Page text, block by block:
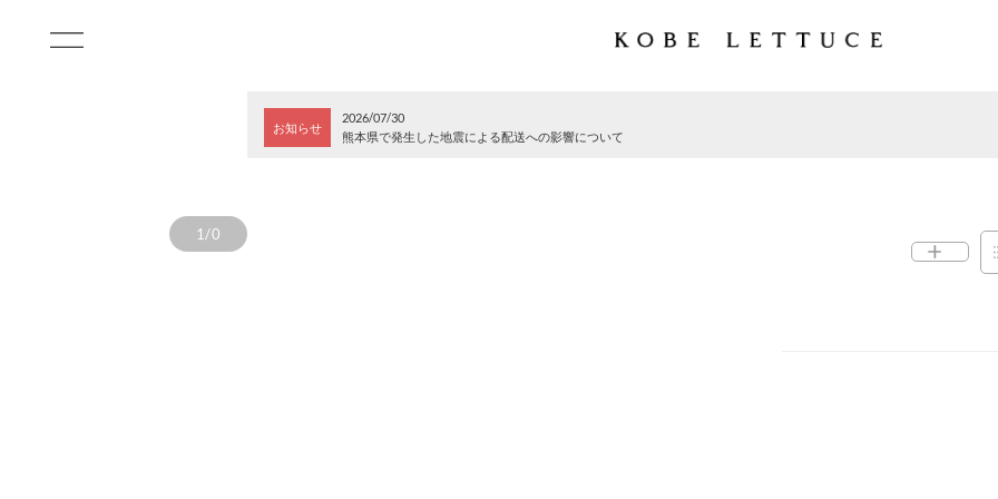
お知らせ
2026/07/30
熊本県で発生した地震による配送への影響について
1/0